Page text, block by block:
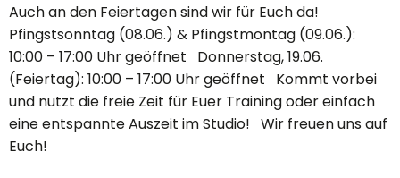
Auch an den Feiertagen sind wir für Euch da!
Pfingstsonntag (08.06.) & Pfingstmontag (09.06.):
10:00 – 17:00 Uhr geöffnet Donnerstag, 19.06.
(Feiertag): 10:00 – 17:00 Uhr geöffnet Kommt vorbei
und nutzt die freie Zeit für Euer Training oder einfach
eine entspannte Auszeit im Studio! Wir freuen uns auf
Euch!